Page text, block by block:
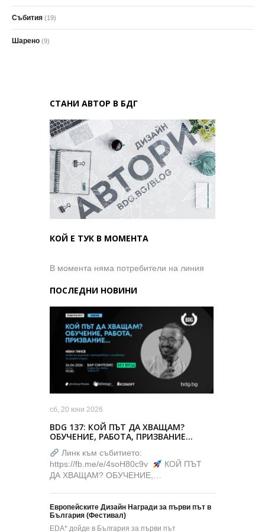
Събития (19)
Шарено (9)
СТАНИ АВТОР В БДГ
КОЙ Е ТУК В МОМЕНТА
В момента няма потребители на линия
ПОСЛЕДНИ НОВИНИ
сб, 20 юни 2026
BDG 137: КОЙ ПЪТ ДА ХВАЩАМ?
ОБУЧЕНИЕ, РАБОТА, ПРИЗВАНИЕ…
Линк към събитието:
https://fb.me/e/4soH80c9v
КОЙ ПЪТ
ДА ХВАЩАМ? ОБУЧЕНИЕ,…
Европейските Дизайн Награди за първи път в
България (Фестивал)
EDA* дойде в България за първи път